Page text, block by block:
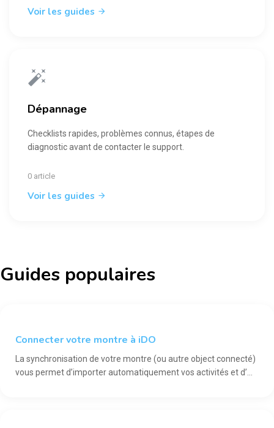
Voir les guides
Dépannage
Checklists rapides, problèmes connus, étapes de
diagnostic avant de contacter le support.
0 article
Voir les guides
Guides populaires
Connecter votre montre à iDO
La synchronisation de votre montre (ou autre object connecté)
vous permet d’importer automatiquement vos activités et d’...